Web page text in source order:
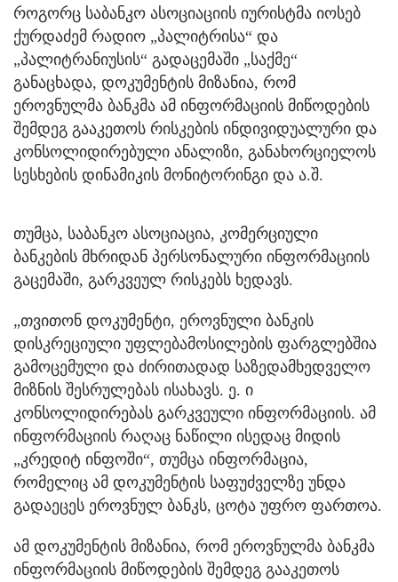
როგორც საბანკო ასოციაციის იურისტმა იოსებ
ქურდაძემ რადიო „პალიტრისა“ და
„პალიტრანიუსის“ გადაცემაში „საქმე“
განაცხადა, დოკუმენტის მიზანია, რომ
ეროვნულმა ბანკმა ამ ინფორმაციის მიწოდების
შემდეგ გააკეთოს რისკების ინდივიდუალური და
კონსოლიდირებული ანალიზი, განახორციელოს
სესხების დინამიკის მონიტორინგი და ა.შ.
თუმცა, საბანკო ასოციაცია, კომერციული
ბანკების მხრიდან პერსონალური ინფორმაციის
გაცემაში, გარკვეულ რისკებს ხედავს.
„თვითონ დოკუმენტი, ეროვნული ბანკის
დისკრეციული უფლებამოსილების ფარგლებშია
გამოცემული და ძირითადად საზედამხედველო
მიზნის შესრულებას ისახავს. ე. ი
კონსოლიდირებას გარკვეული ინფორმაციის. ამ
ინფორმაციის რაღაც ნაწილი ისედაც მიდის
„კრედიტ ინფოში“, თუმცა ინფორმაცია,
რომელიც ამ დოკუმენტის საფუძველზე უნდა
გადაეცეს ეროვნულ ბანკს, ცოტა უფრო ფართოა.
ამ დოკუმენტის მიზანია, რომ ეროვნულმა ბანკმა
ინფორმაციის მიწოდების შემდეგ გააკეთოს